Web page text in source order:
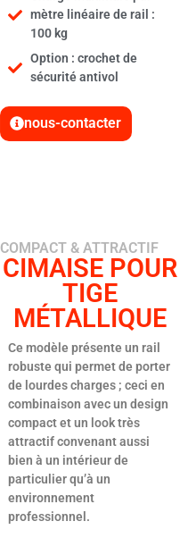
mètre linéaire de rail :
100 kg
Option : crochet de
sécurité antivol
nous-contacter
COMPACT & ATTRACTIF
CIMAISE POUR
TIGE
MÉTALLIQUE
Ce modèle présente un rail
robuste qui permet de porter
de lourdes charges ; ceci en
combinaison avec un design
compact et un look très
attractif convenant aussi
bien à un intérieur de
particulier qu’à un
environnement
professionnel.